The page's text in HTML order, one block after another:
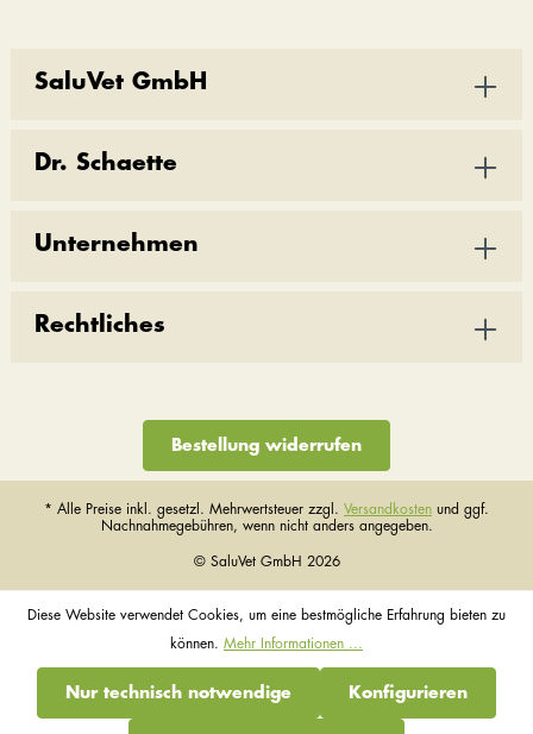
SaluVet GmbH
Dr. Schaette
Unternehmen
Rechtliches
Bestellung widerrufen
* Alle Preise inkl. gesetzl. Mehrwertsteuer zzgl. Versandkosten und ggf.
Nachnahmegebühren, wenn nicht anders angegeben.
© SaluVet GmbH 2026
Diese Website verwendet Cookies, um eine bestmögliche Erfahrung bieten zu
können. Mehr Informationen ...
Nur technisch notwendige Konfigurieren